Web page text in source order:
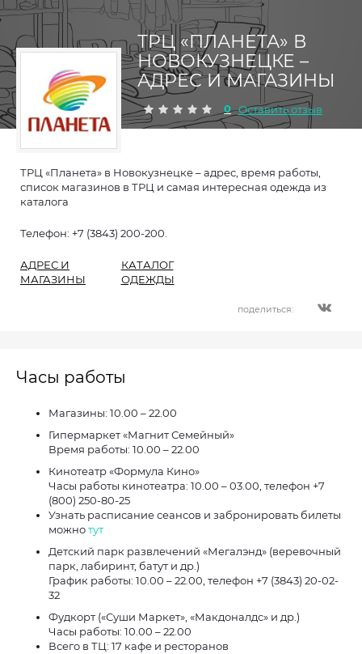
ТРЦ «ПЛАНЕТА» В
НОВОКУЗНЕЦКЕ –
АДРЕС И МАГАЗИНЫ
0 Оставить отзыв
ТРЦ «Планета» в Новокузнецке – адрес, время работы,
список магазинов в ТРЦ и самая интересная одежда из
каталога
Телефон: +7 (3843) 200-200.
АДРЕС И
МАГАЗИНЫ
КАТАЛОГ
ОДЕЖДЫ
поделиться:
Часы работы
Магазины: 10.00 – 22.00
Гипермаркет «Магнит Семейный»
Время работы: 10.00 – 22.00
Кинотеатр «Формула Кино»
Часы работы кинотеатра: 10.00 – 03.00, телефон +7
(800) 250-80-25
Узнать расписание сеансов и забронировать билеты
можнотут
Детский парк развлечений «Мегалэнд» (веревочный
парк, лабиринт, батут и др.)
График работы: 10.00 – 22.00, телефон +7 (3843) 20-02-
32
Фудкорт («Суши Маркет», «Макдоналдс» и др.)
Часы работы: 10.00 – 22.00
Всего в ТЦ: 17 кафе и ресторанов